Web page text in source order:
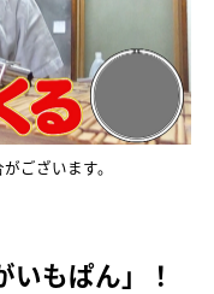
ございます。
いもぱん」！